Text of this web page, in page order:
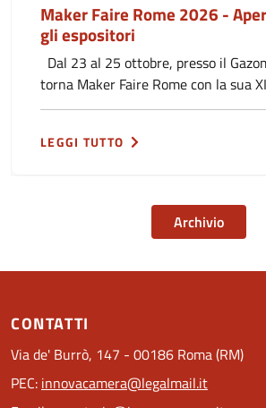
Maker Faire Rome 2026 -
gli espositori
Dal 23 al 25 ottobre, presso il
torna Maker Faire Rome con la sua
LEGGI TUTTO
Archivio
CONTATTI
Via de' Burrò, 147 - 00186 Roma (RM)
PEC: innovacamera@legalmail.it